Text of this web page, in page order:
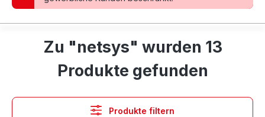
Zu "netsys" wurden 13
Produkte gefunden
Produkte filtern